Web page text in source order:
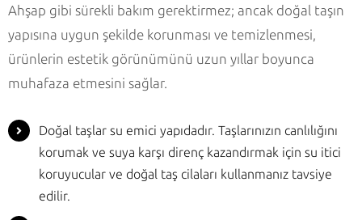
Ahşap gibi sürekli bakım gerektirmez; ancak doğal taşın
yapısına uygun şekilde korunması ve temizlenmesi,
ürünlerin estetik görünümünü uzun yıllar boyunca
muhafaza etmesini sağlar.
Doğal taşlar su emici yapıdadır. Taşlarınızın canlılığını
korumak ve suya karşı direnç kazandırmak için su itici
koruyucular ve doğal taş cilaları kullanmanız tavsiye
edilir.